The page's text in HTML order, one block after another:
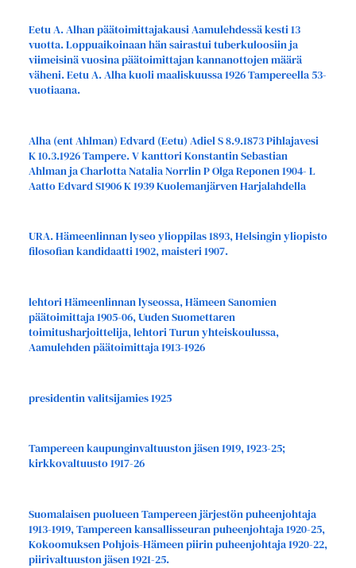
Eetu A. Alhan päätoimittajakausi Aamulehdessä kesti 13
vuotta. Loppuaikoinaan hän sairastui tuberkuloosiin ja
viimeisinä vuosina päätoimittajan kannanottojen määrä
väheni. Eetu A. Alha kuoli maaliskuussa 1926 Tampereella 53-
vuotiaana.
Alha (ent Ahlman) Edvard (Eetu) Adiel S 8.9.1873 Pihlajavesi
K 10.3.1926 Tampere. V kanttori Konstantin Sebastian
Ahlman ja Charlotta Natalia Norrlin P Olga Reponen 1904- L
Aatto Edvard S1906 K 1939 Kuolemanjärven Harjalahdella
URA. Hämeenlinnan lyseo ylioppilas 1893, Helsingin yliopisto
filosofian kandidaatti 1902, maisteri 1907.
lehtori Hämeenlinnan lyseossa, Hämeen Sanomien
päätoimittaja 1905-06, Uuden Suomettaren
toimitusharjoittelija, lehtori Turun yhteiskoulussa,
Aamulehden päätoimittaja 1913-1926
presidentin valitsijamies 1925
Tampereen kaupunginvaltuuston jäsen 1919, 1923-25;
kirkkovaltuusto 1917-26
Suomalaisen puolueen Tampereen järjestön puheenjohtaja
1913-1919, Tampereen kansallisseuran puheenjohtaja 1920-25,
Kokoomuksen Pohjois-Hämeen piirin puheenjohtaja 1920-22,
piirivaltuuston jäsen 1921-25.